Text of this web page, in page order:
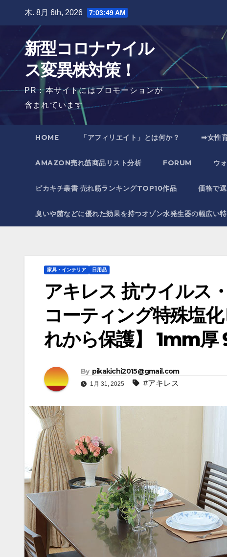
木. 8月 6th, 2026 7:03:50 AM
新型コロナウイル
ス変異株対策！
PR：本サイトにはプロモーションが
含まれています
HOME 「アフィリエイト」とは何か？ ➡女性
AMAZON売れ筋商品リスト分析 FORUM ウ
ピカキチ叢書 売れ筋ランキングTOP10作品 価格で
臭いや菌などに優れた効果を持つオゾン水発生器の幅広い
家具・インテリア 日用品
アキレス 抗ウイルス
コーティング特殊塩
れから保護】 1mm
By pikakichi2015@gmail.com
1月 31, 2025 #アキレス